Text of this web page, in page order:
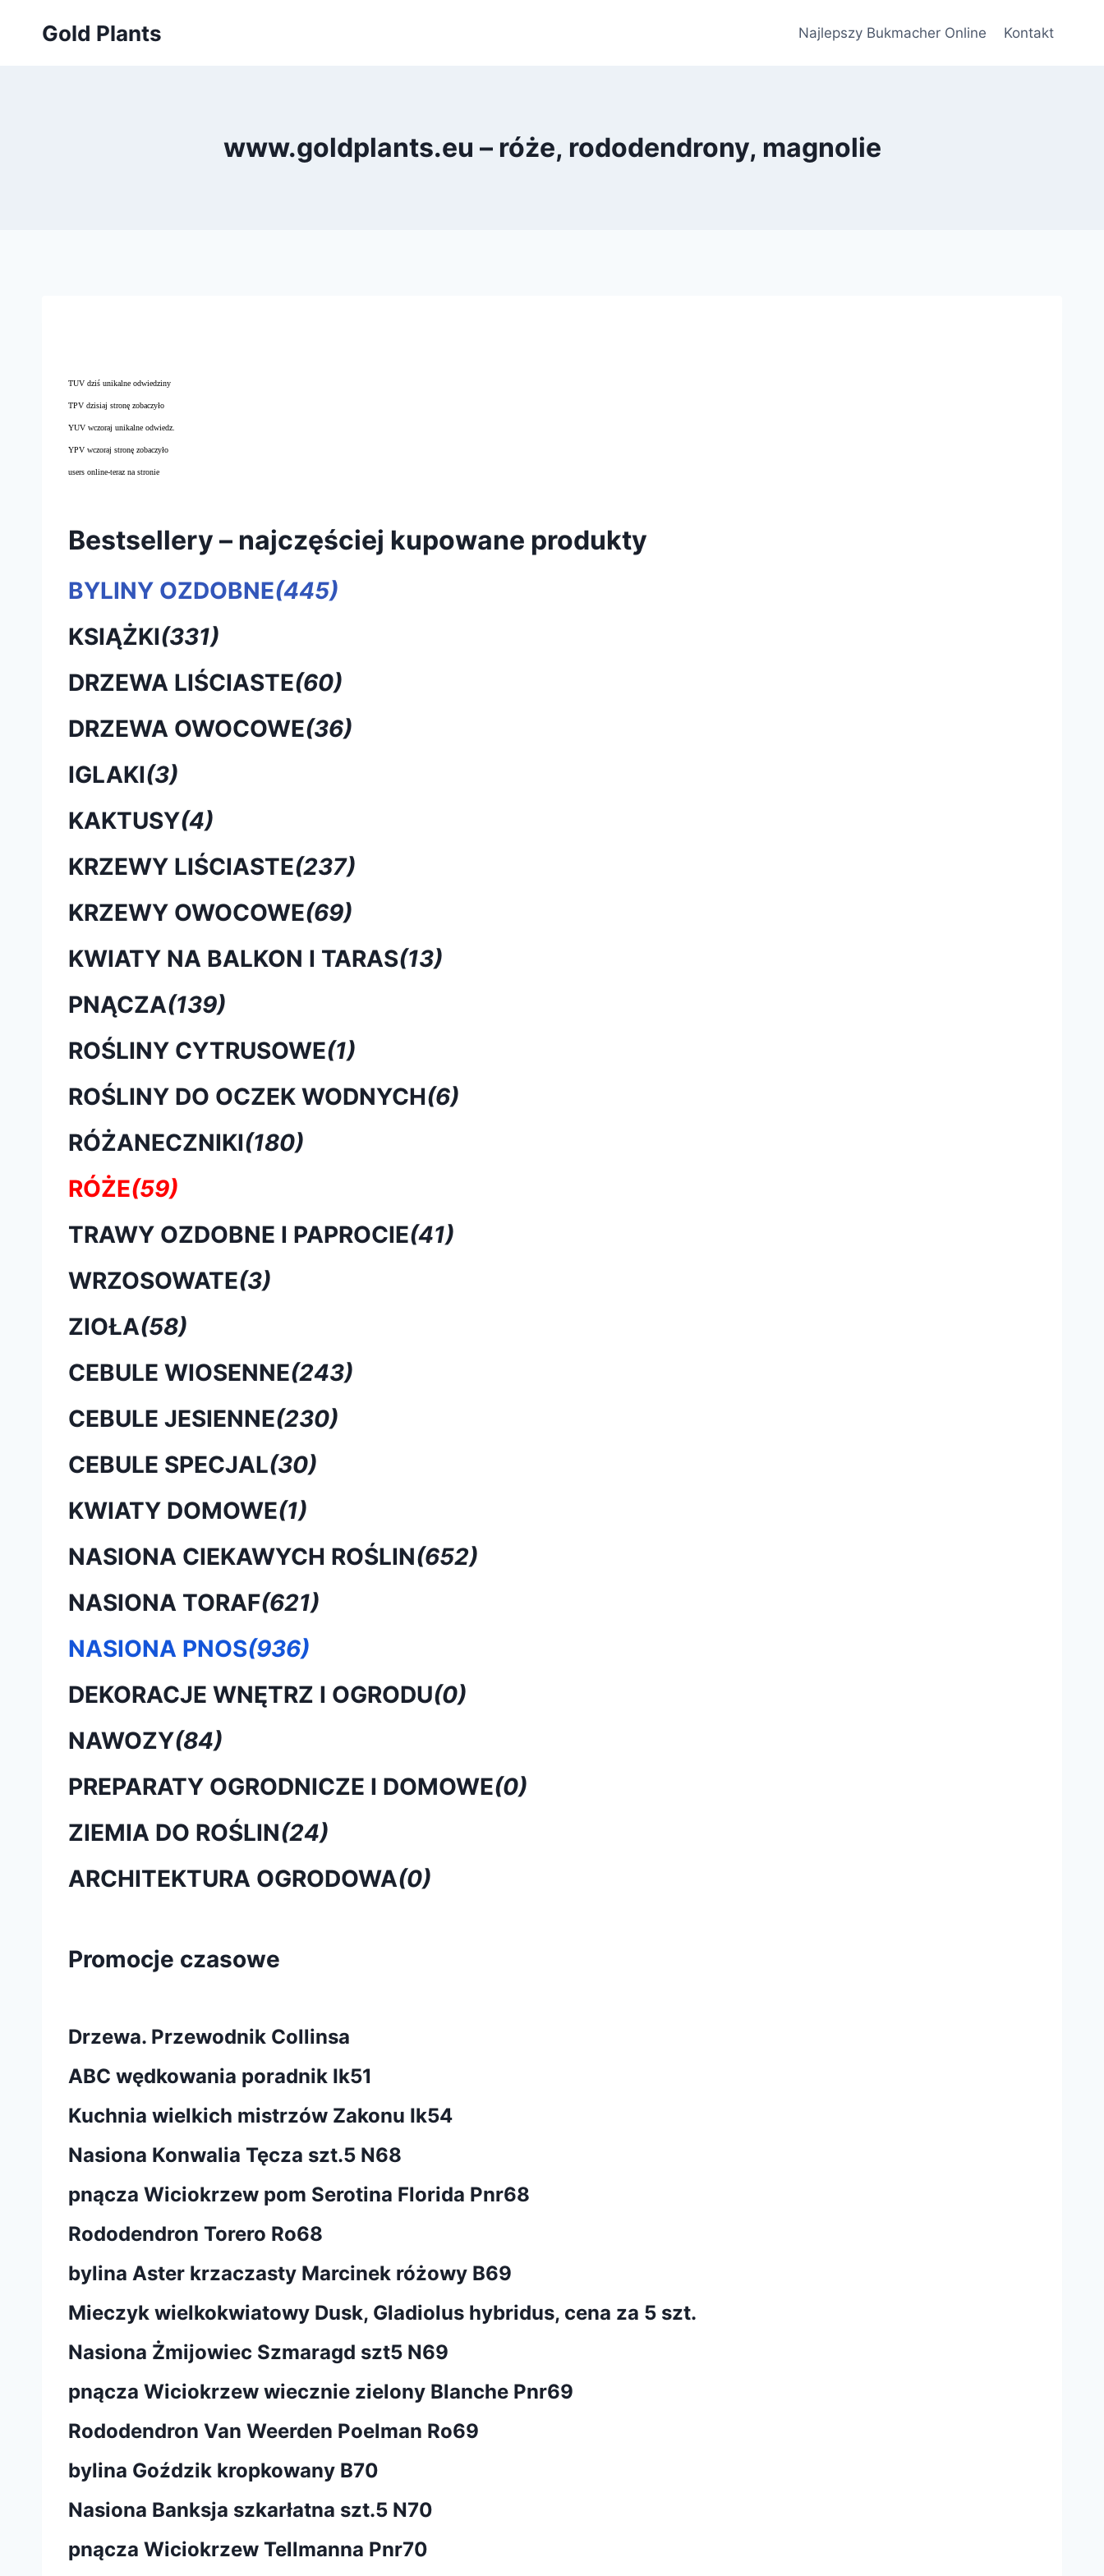
Gold Plants Najlepszy Bukmacher Online Kontakt
www.goldplants.eu – róże, rododendrony, magnolie
TUV dziś unikalne odwiedziny
TPV dzisiaj stronę zobaczyło
YUV wczoraj unikalne odwiedz.
YPV wczoraj stronę zobaczyło
users online-teraz na stronie
Bestsellery – najczęściej kupowane produkty
BYLINY OZDOBNE(445)
KSIĄŻKI(331)
DRZEWA LIŚCIASTE(60)
DRZEWA OWOCOWE(36)
IGLAKI(3)
KAKTUSY(4)
KRZEWY LIŚCIASTE(237)
KRZEWY OWOCOWE(69)
KWIATY NA BALKON I TARAS(13)
PNĄCZA(139)
ROŚLINY CYTRUSOWE(1)
ROŚLINY DO OCZEK WODNYCH(6)
RÓŻANECZNIKI(180)
RÓŻE(59)
TRAWY OZDOBNE I PAPROCIE(41)
WRZOSOWATE(3)
ZIOŁA(58)
CEBULE WIOSENNE(243)
CEBULE JESIENNE(230)
CEBULE SPECJAL(30)
KWIATY DOMOWE(1)
NASIONA CIEKAWYCH ROŚLIN(652)
NASIONA TORAF(621)
NASIONA PNOS(936)
DEKORACJE WNĘTRZ I OGRODU(0)
NAWOZY(84)
PREPARATY OGRODNICZE I DOMOWE(0)
ZIEMIA DO ROŚLIN(24)
ARCHITEKTURA OGRODOWA(0)
Promocje czasowe
Drzewa. Przewodnik Collinsa
ABC wędkowania poradnik Ik51
Kuchnia wielkich mistrzów Zakonu Ik54
Nasiona Konwalia Tęcza szt.5 N68
pnącza Wiciokrzew pom Serotina Florida Pnr68
Rododendron Torero Ro68
bylina Aster krzaczasty Marcinek różowy B69
Mieczyk wielkokwiatowy Dusk, Gladiolus hybridus, cena za 5 szt.
Nasiona Żmijowiec Szmaragd szt5 N69
pnącza Wiciokrzew wiecznie zielony Blanche Pnr69
Rododendron Van Weerden Poelman Ro69
bylina Goździk kropkowany B70
Nasiona Banksja szkarłatna szt.5 N70
pnącza Wiciokrzew Tellmanna Pnr70